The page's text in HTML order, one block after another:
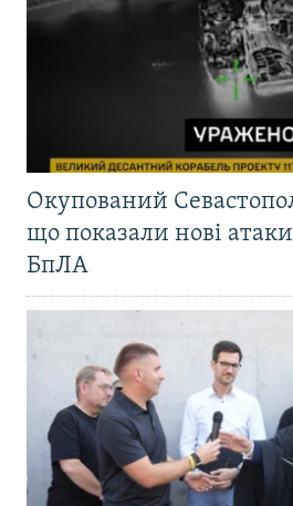
Окупований
що показали нові
БпЛА